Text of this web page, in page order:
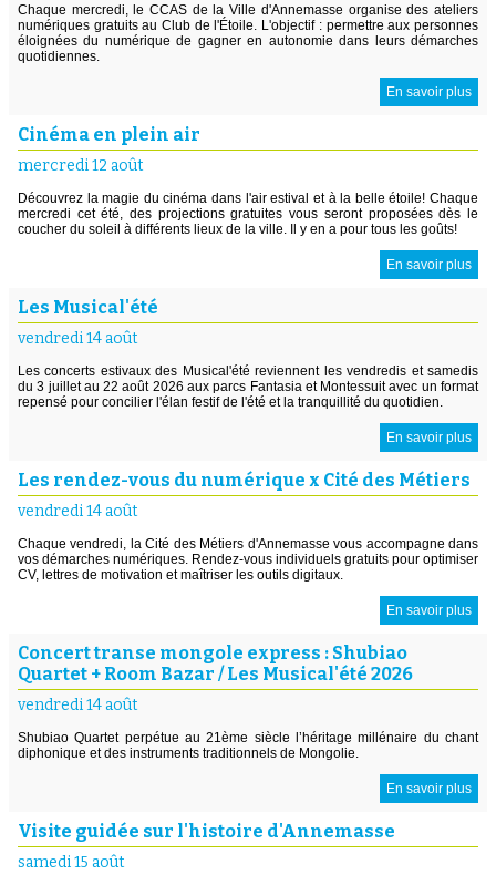
Chaque mercredi, le CCAS de la Ville d'Annemasse organise des ateliers
numériques gratuits au Club de l'Étoile. L'objectif : permettre aux personnes
éloignées du numérique de gagner en autonomie dans leurs démarches
quotidiennes.
En savoir plus
Cinéma en plein air
mercredi 12 août
Découvrez la magie du cinéma dans l'air estival et à la belle étoile! Chaque
mercredi cet été, des projections gratuites vous seront proposées dès le
coucher du soleil à différents lieux de la ville. Il y en a pour tous les goûts!
En savoir plus
Les Musical'été
vendredi 14 août
Les concerts estivaux des Musical'été reviennent les vendredis et samedis
du 3 juillet au 22 août 2026 aux parcs Fantasia et Montessuit avec un format
repensé pour concilier l'élan festif de l'été et la tranquillité du quotidien.
En savoir plus
Les rendez-vous du numérique x Cité des Métiers
vendredi 14 août
Chaque vendredi, la Cité des Métiers d'Annemasse vous accompagne dans
vos démarches numériques. Rendez-vous individuels gratuits pour optimiser
CV, lettres de motivation et maîtriser les outils digitaux.
En savoir plus
Concert transe mongole express : Shubiao
Quartet + Room Bazar / Les Musical'été 2026
vendredi 14 août
Shubiao Quartet perpétue au 21ème siècle l’héritage millénaire du chant
diphonique et des instruments traditionnels de Mongolie.
En savoir plus
Visite guidée sur l'histoire d'Annemasse
samedi 15 août